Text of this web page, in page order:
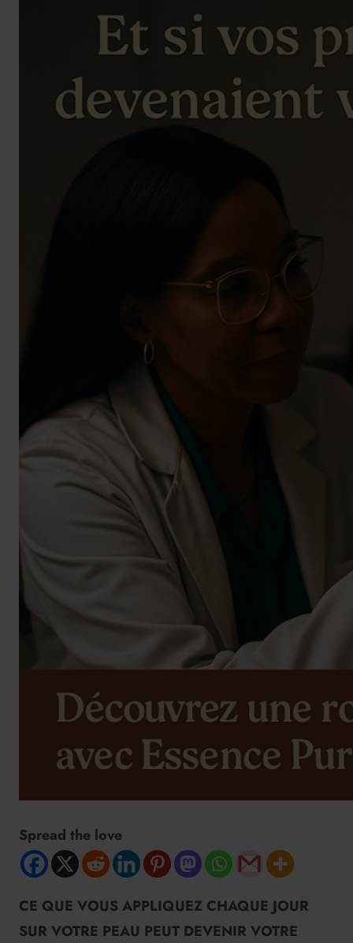
Spread the love
CE QUE VOUS APPLIQUEZ CHAQUE JOUR
SUR VOTRE PEAU PEUT DEVENIR VOTRE